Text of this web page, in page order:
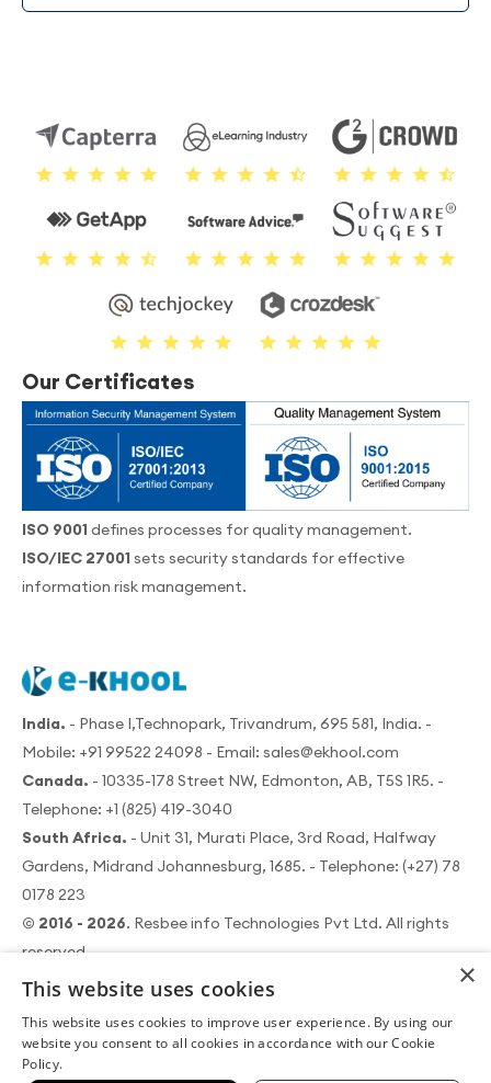
Our Certificates
ISO 9001 defines processes for quality management.
ISO/IEC 27001 sets security standards for effective
information risk management.
India. - Phase I,Technopark, Trivandrum, 695 581, India. -
Mobile: +91 99522 24098 - Email: sales@ekhool.com
Canada. - 10335-178 Street NW, Edmonton, AB, T5S 1R5. -
Telephone: +1 (825) 419-3040
South Africa. - Unit 31, Murati Place, 3rd Road, Halfway
Gardens, Midrand Johannesburg, 1685. - Telephone: (+27) 78
0178 223
© 2016 - 2026. Resbee info Technologies Pvt Ltd. All rights
reserved.
利用規約
×
This website uses cookies
This website uses cookies to improve user experience. By using our
website you consent to all cookies in accordance with our Cookie
Policy.